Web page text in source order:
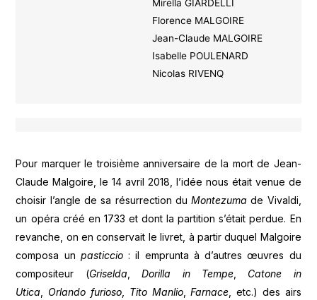
Mirella GIARDELLI
Florence MALGOIRE
Jean-Claude MALGOIRE
Isabelle POULENARD
Nicolas RIVENQ
Pour marquer le troisième anniversaire de la mort de Jean-
Claude Malgoire, le 14 avril 2018, l’idée nous était venue de
choisir l’angle de sa résurrection duMontezumade Vivaldi,
un opéra créé en 1733 et dont la partition s’était perdue. En
revanche, on en conservait le livret, à partir duquel Malgoire
composa un pasticcio: il emprunta à d’autres œuvres du
compositeur (Griselda ,Dorilla in Tempe, Catone in
Utica
Orlando furioso, Tito Manlio,Farnace , etc.) des airs